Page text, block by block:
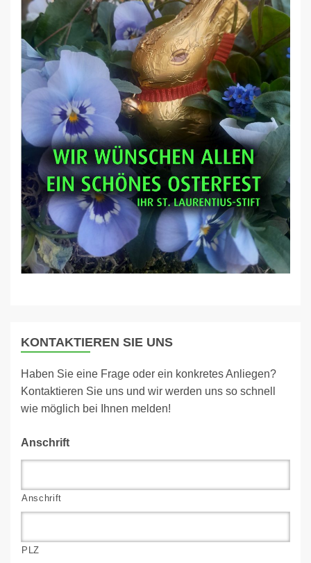
KONTAKTIEREN SIE UNS
Haben Sie eine Frage oder ein konkretes Anliegen?
Kontaktieren Sie uns und wir werden uns so schnell
wie möglich bei Ihnen melden!
Anschrift
Anschrift
PLZ